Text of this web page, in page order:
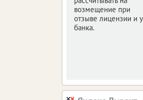
возмещение при
отзыве лицензии и у
банка.